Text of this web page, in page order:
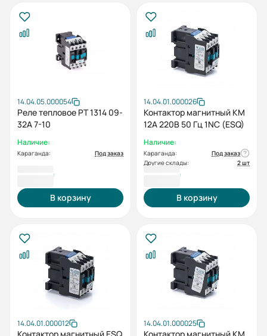
14.04.05.000054
Реле тепловое РТ 1314 09-
32А 7-10
Наличие:
Караганда: Под заказ
В корзину
14.04.01.000026
Контактор магнитный КМ
12А 220В 50 Гц 1NC (ESQ)
Наличие:
Караганда:
Под заказ
Другие склады:
2 шт
В корзину
14.04.01.000012 14.04.01.000025